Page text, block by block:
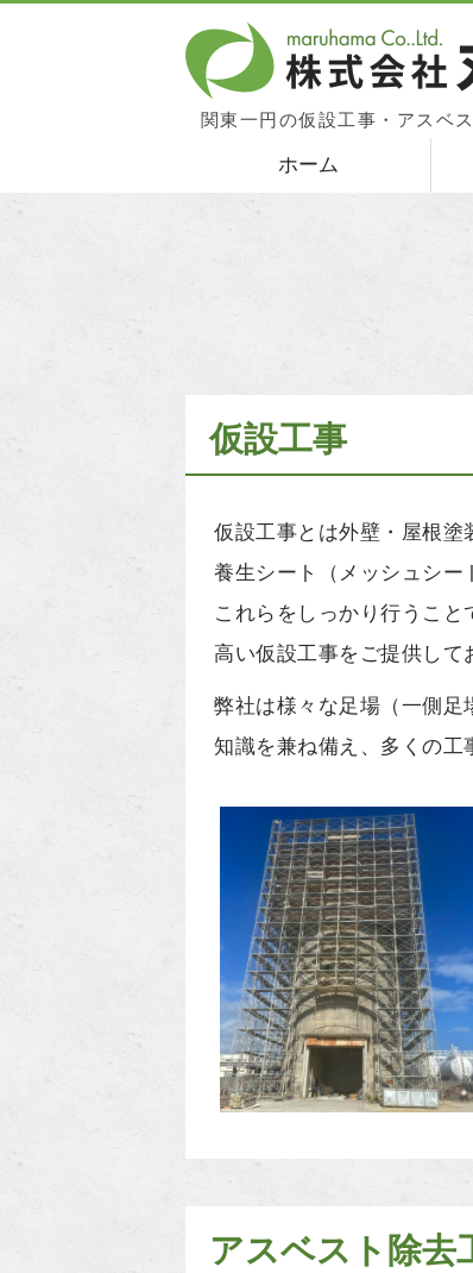
関東一円の仮設工事・アスベ
ホーム
仮設工事
仮設工事とは外壁・屋根塗
養生シート（メッシュシー
これらをしっかり行うこ
高い仮設工事をご提供して
弊社は様々な足場（一側足
知識を兼ね備え、多くの工
アスベスト除去